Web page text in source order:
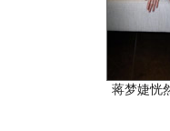
蒋梦婕恍